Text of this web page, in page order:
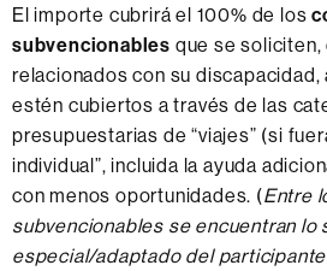
El importe cubrirá el 100% de los
subvencionables que se
relacionados con su discapacidad,
estén cubiertos a través de las
presupuestarias de “viajes” (si
individual”, incluida la ayuda
con menos oportunidades. (Entre
subvencionables se encuentran
especial/adaptado del